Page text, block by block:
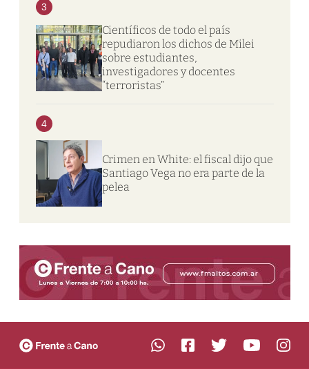
3
Científicos de todo el país
repudiaron los dichos de Milei
sobre estudiantes,
investigadores y docentes
“terroristas”
4
Crimen en White: el fiscal dijo que
Santiago Vega no era parte de la
pelea